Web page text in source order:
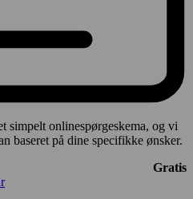
simpelt onlinespørgeskema, og vi
baseret på dine specifikke ønsker.
Gratis